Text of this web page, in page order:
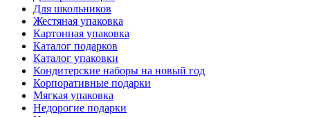
Для школьников
Жестяная упаковка
Картонная упаковка
Каталог подарков
Каталог упаковки
Кондитерские наборы на новый год
Корпоративные подарки
Мягкая упаковка
Недорогие подарки